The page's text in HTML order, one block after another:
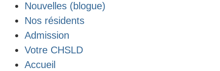
Nouvelles (blogue)
Nos résidents
Admission
Votre CHSLD
Accueil